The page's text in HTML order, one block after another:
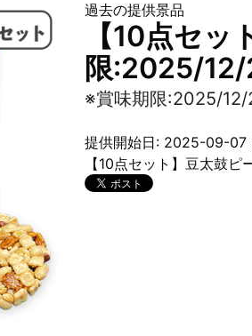
過去の提供景品
【10点セ
限:2025/
※賞味期限:2025/
提供開始日: 2025-09-07
【10点セット】豆太鼓ピ